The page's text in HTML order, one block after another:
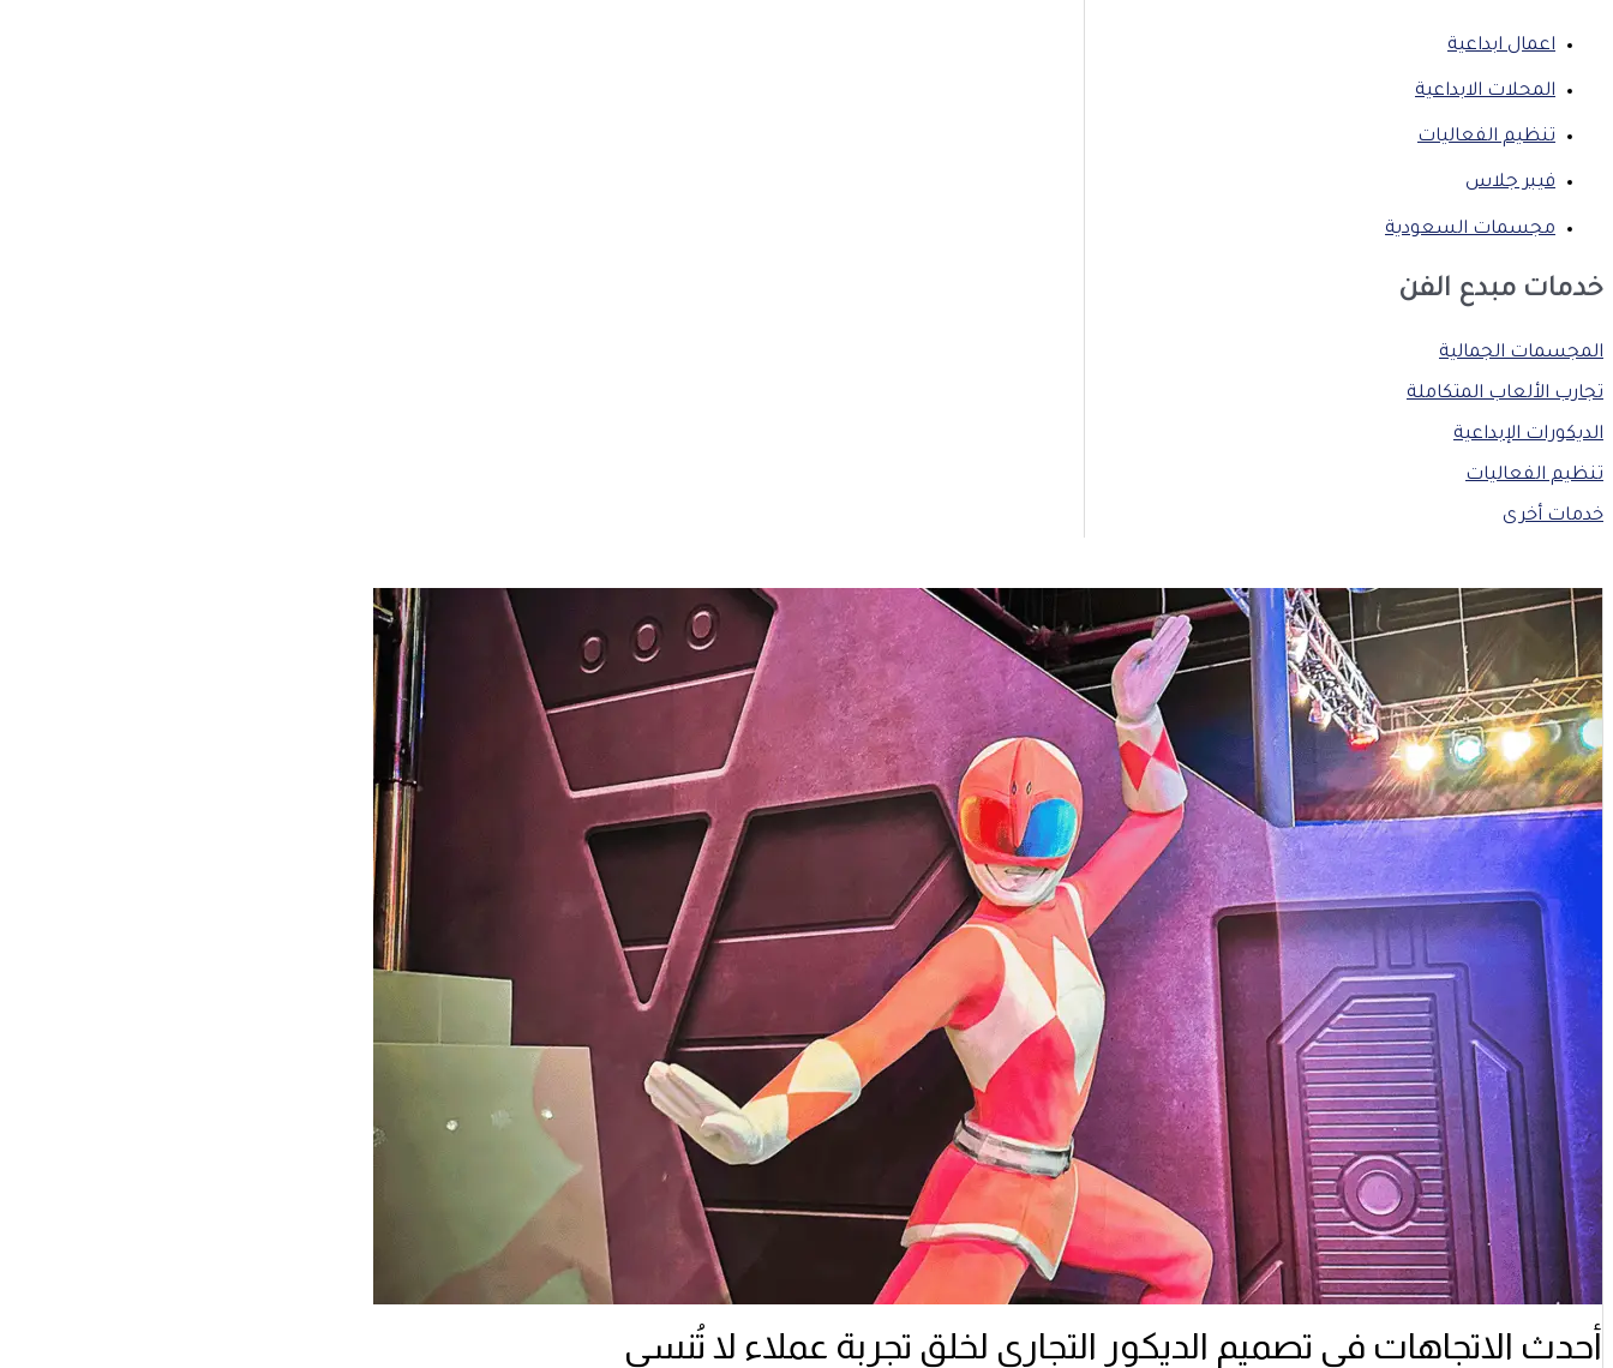
اعمال ابداعية
المحلات الابداعية
تنظيم الفعاليات
فيبر جلاس
مجسمات السعودية
خدمات مبدع الفن
المجسمات الجمالية
تجارب الألعاب المتكاملة
الديكورات الإبداعية
تنظيم الفعاليات
خدمات أخرى
أحدث الاتجاهات في تصميم الديكور التجاري لخلق تجربة عملاء لا تُنسى